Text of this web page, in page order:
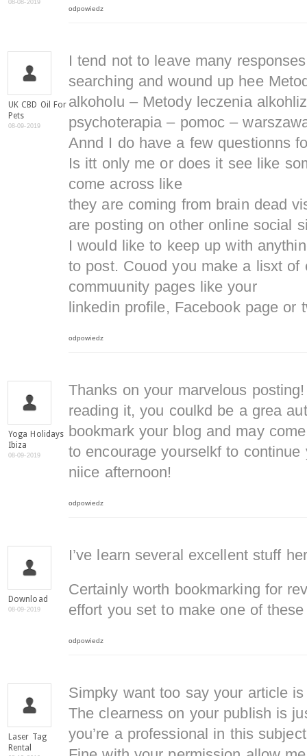
08-08-2019
odpowiedz
UK CBD Oil For
Pets
08-09-2019
I tend not to leave many
searching and wound up hee
alkoholu – Metody leczenia
psychoterapia – pomoc –
Annd I do have a few questionns
Is itt only me or does it see like
come across like
they are coming from brain dead
are posting on other online social
I would like to keep up with
to post. Couod you make a lisxt of
commuunity pages like your
linkedin profile, Facebook page or
odpowiedz
Yoga Holidays
Ibiza
08-09-2019
Thanks on your marvelous
reading it, you coulkd be a grea
bookmark your blog and may
to encourage yourselkf to
niice afternoon!
odpowiedz
Download
08-09-2019
I’ve learn several excellent stuff
Certainly worth bookmarking for
effort you set to make one of
odpowiedz
Laser Tag
Rental
Simpky want too say your article
The clearness on your publish is
you’re a professional in this